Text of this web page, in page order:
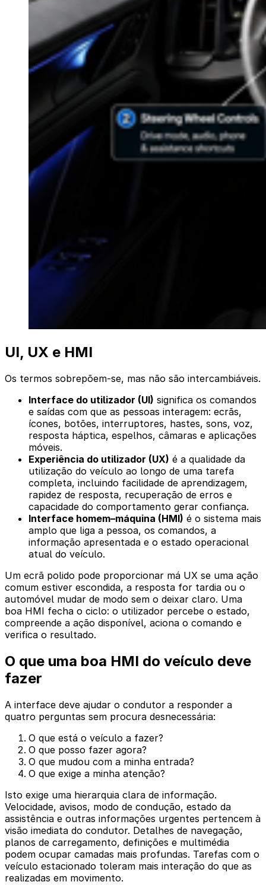
UI, UX e HMI
Os termos sobrepõem-se, mas não são intercambiáveis.
Interface do utilizador (UI) significa os comandos
e saídas com que as pessoas interagem: ecrãs,
ícones, botões, interruptores, hastes, sons, voz,
resposta háptica, espelhos, câmaras e aplicações
móveis.
Experiência do utilizador (UX) é a qualidade da
utilização do veículo ao longo de uma tarefa
completa, incluindo facilidade de aprendizagem,
rapidez de resposta, recuperação de erros e
capacidade do comportamento gerar confiança.
Interface homem–máquina (HMI) é o sistema mais
amplo que liga a pessoa, os comandos, a
informação apresentada e o estado operacional
atual do veículo.
Um ecrã polido pode proporcionar má UX se uma ação
comum estiver escondida, a resposta for tardia ou o
automóvel mudar de modo sem o deixar claro. Uma
boa HMI fecha o ciclo: o utilizador percebe o estado,
compreende a ação disponível, aciona o comando e
verifica o resultado.
O que uma boa HMI do veículo deve
fazer
A interface deve ajudar o condutor a responder a
quatro perguntas sem procura desnecessária:
O que está o veículo a fazer?
O que posso fazer agora?
O que mudou com a minha entrada?
O que exige a minha atenção?
Isto exige uma hierarquia clara de informação.
Velocidade, avisos, modo de condução, estado da
assistência e outras informações urgentes pertencem à
visão imediata do condutor. Detalhes de navegação,
planos de carregamento, definições e multimédia
podem ocupar camadas mais profundas. Tarefas com o
veículo estacionado toleram mais interação do que as
realizadas em movimento.